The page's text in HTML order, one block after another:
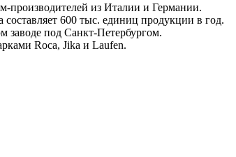
производителей из Италии и Германии.
600 тыс. единиц продукции в год.
заводе под Санкт-Петербургом.
Roca, Jika и Laufen.